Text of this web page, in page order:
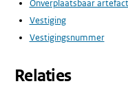
Onverplaatsbaar artefact
Vestiging
Vestigingsnummer
Relaties